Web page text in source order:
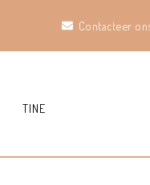
Contacteer
TINE